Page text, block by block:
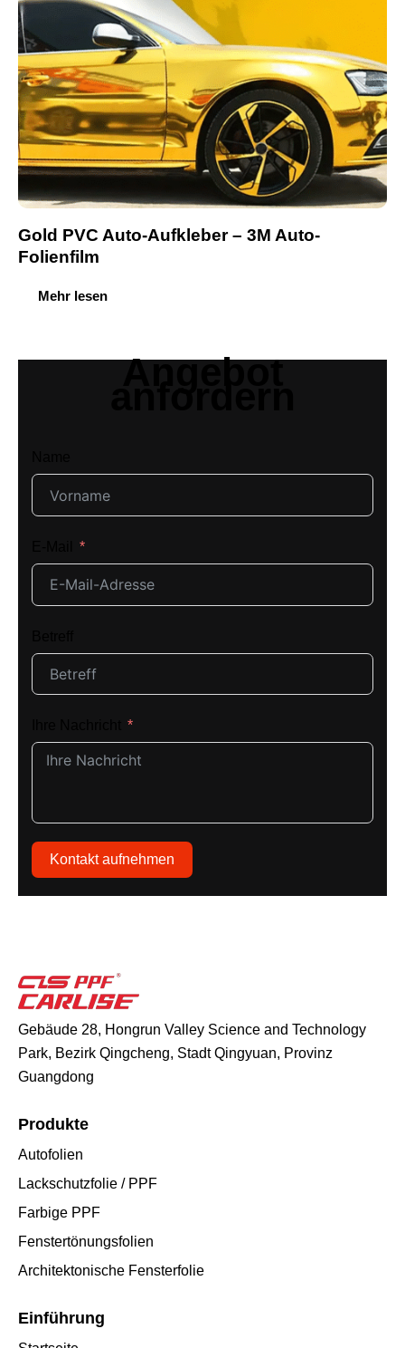
Gold PVC Auto-Aufkleber – 3M Auto-
Folienfilm
Mehr lesen
Angebot
Kontakt aufnehmen
Gebäude 28, Hongrun Valley Science and Technology
Park, Bezirk Qingcheng, Stadt Qingyuan, Provinz
Guangdong
Produkte
Autofolien
Lackschutzfolie / PPF
Farbige PPF
Fenstertönungsfolien
Architektonische Fensterfolie
Einführung